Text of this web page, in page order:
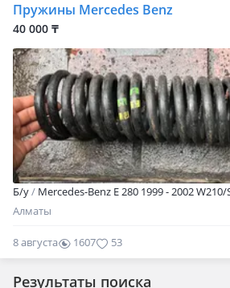
Пружины Mercedes Benz
40 000 ₸
Б/y Mercedes-Benz E 280 1999 - 2002
Алматы
8 августа 1607 53
Результаты поиска